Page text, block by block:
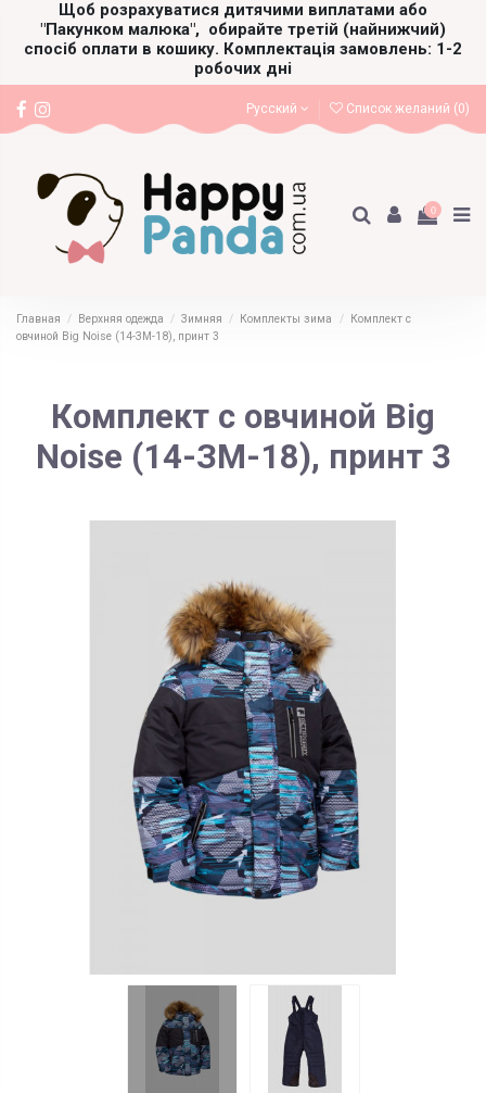
Щоб розрахуватися дитячими виплатами або
"Пакунком малюка", обирайте третій (найнижчий)
спосіб оплати в кошику. Комплектація замовлень: 1-2
робочих дні
Русский Список желаний (0)
0
Главная Верхняя одежда Зимняя Комплекты зима
Комплект с
овчиной Big Noise (14-ЗМ-18), принт 3
Комплект с овчиной Big
Noise (14-ЗМ-18), принт 3